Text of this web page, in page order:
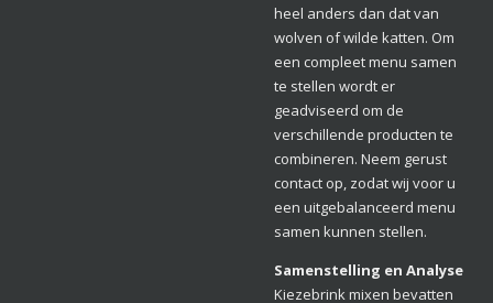
heel anders dan dat van
wolven of wilde katten. Om
een compleet menu samen
te stellen wordt er
geadviseerd om de
verschillende producten te
combineren. Neem gerust
contact op, zodat wij voor u
een uitgebalanceerd menu
samen kunnen stellen.
Samenstelling en Analyse
Kiezebrink mixen bevatten